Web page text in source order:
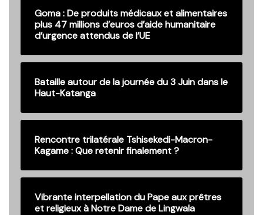
Goma : De produits médicaux et alimentaires
plus 47 millions d’euros d’aide humanitaire
d’urgence attendus de l’UE
Bataille autour de la journée du 3 Juin dans le
Haut-Katanga
Rencontre trilatérale Tshisekedi-Macron-
Kagame : Que retenir finalement ?
Vibrante interpellation du Pape aux prêtres
et religieux à Notre Dame de Lingwala